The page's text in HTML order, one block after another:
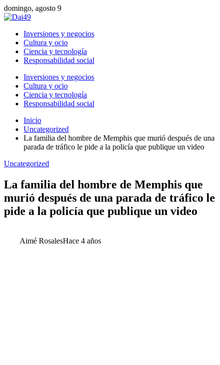
domingo, agosto 9
Inversiones y negocios
Cultura y ocio
Ciencia y tecnología
Responsabilidad social
Inversiones y negocios
Cultura y ocio
Ciencia y tecnología
Responsabilidad social
Inicio
Uncategorized
La familia del hombre de Memphis que murió después de una
parada de tráfico le pide a la policía que publique un video
Uncategorized
La familia del hombre de Memphis que
murió después de una parada de tráfico le
pide a la policía que publique un video
Aimé RosalesHace 4 años